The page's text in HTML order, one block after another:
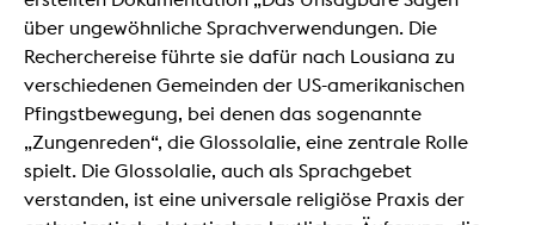
über ungewöhnliche Sprachverwendungen. Die
Recherchereise führte sie dafür nach Lousiana zu
verschiedenen Gemeinden der US-amerikanischen
Pfingstbewegung, bei denen das sogenannte
„Zungenreden“, die Glossolalie, eine zentrale Rolle
spielt. Die Glossolalie, auch als Sprachgebet
verstanden, ist eine universale religiöse Praxis der